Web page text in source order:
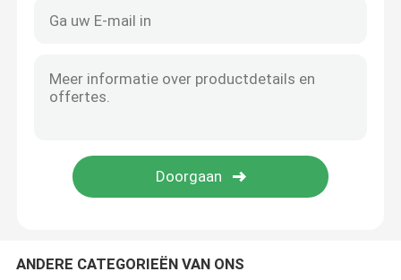
Geavanceerde Structurele Keramiek
De Bal van het siliciumnitride
Zirconiumdioxyde Ceramische bal
De Kogellagers van het siliciumcarbide
ANDERE CATEGORIEËN VAN ONS